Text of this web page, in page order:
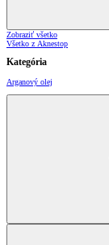
Zobraziť všetko
Všetko z Aknestop
Kategória
Arganový olej